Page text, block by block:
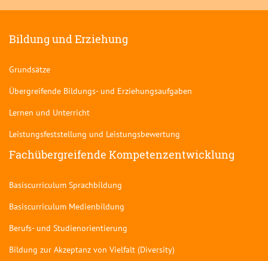
Bildung und Erziehung
Grundsätze
Übergreifende Bildungs- und Erziehungsaufgaben
Lernen und Unterricht
Leistungsfeststellung und Leistungsbewertung
Fachübergreifende Kompetenzentwicklung
Basiscurriculum Sprachbildung
Basiscurriculum Medienbildung
Berufs- und Studienorientierung
Bildung zur Akzeptanz von Vielfalt (Diversity)